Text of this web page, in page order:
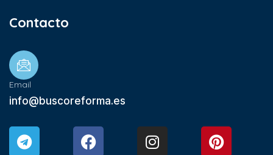
Contacto
Email
info@buscoreforma.es